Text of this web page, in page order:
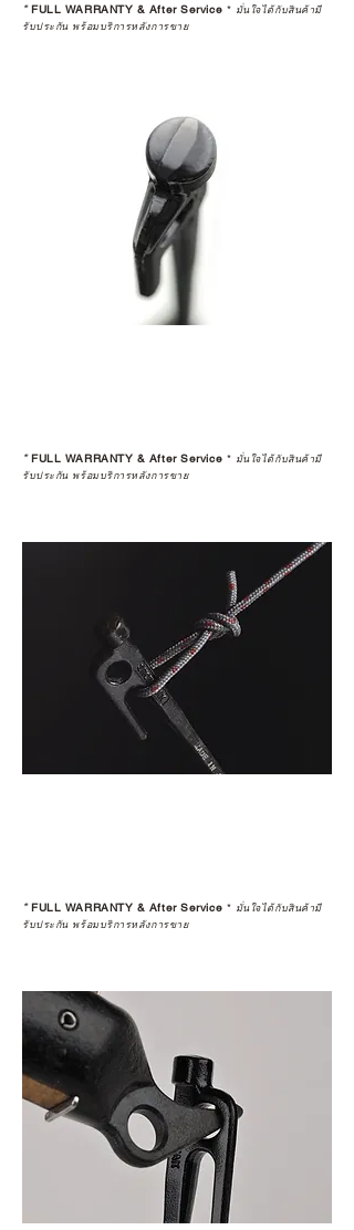
ในอุปกรณ์ที่คุณรัก มีคุณค่าอย่าง
ตัวแทนจำหน่ายที่ได้รับการแต่งตั้ง
เพื่อให้คุณได้รับทั้งสินค้า และ
ประสบการณ์ที่สมบูรณ์แบบในระยะ
อ่านต่อเรื่องการรับประกันสินค้าได้
https://www.campstudio.co.th/
*FULL WARRANTY & After Service * มั่นใจได้กับสินค้ามี
รับประกัน พร้อมบริการหลังการขาย
*FULL WARRANTY & After Service * มั่นใจได้กับสินค้ามี
รับประกัน พร้อมบริการหลังการขาย
*FULL WARRANTY & After Service * มั่นใจได้กับสินค้ามี
รับประกัน พร้อมบริการหลังการขาย